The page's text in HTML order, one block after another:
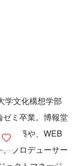
学文化構想学部
ミ卒業。博報堂
構築や、WEB
プロデューサー